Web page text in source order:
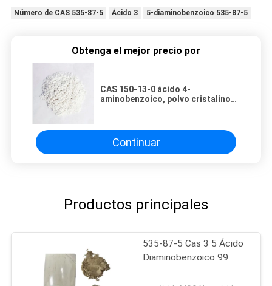
Número de CAS 535-87-5 Ácido 3 5-diaminobenzoico 535-87-5
Obtenga el mejor precio por
CAS 150-13-0 ácido 4-
aminobenzoico, polvo cristalino
C7H7NO2
Continuar
Productos principales
535-87-5 Cas 3 5 Ácido
Diaminobenzoico 99